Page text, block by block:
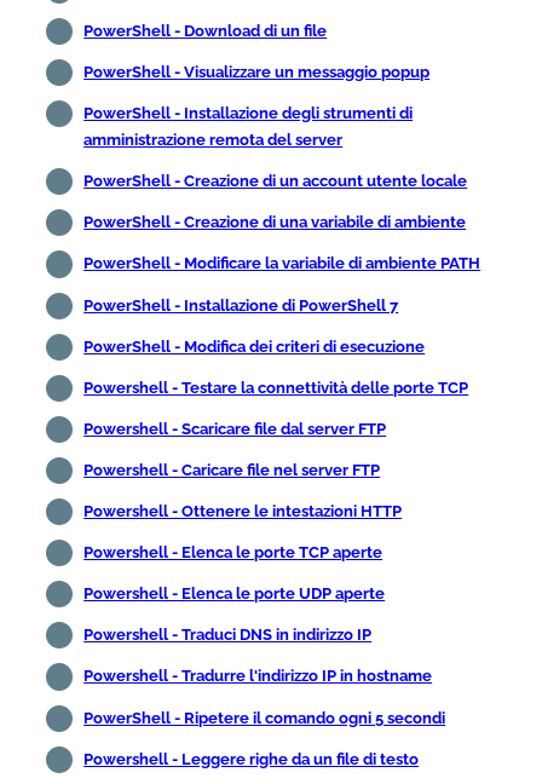
PowerShell - Download di un file
PowerShell - Visualizzare un messaggio popup
PowerShell - Installazione degli strumenti di
amministrazione remota del server
PowerShell - Creazione di un account utente locale
PowerShell - Creazione di una variabile di ambiente
PowerShell - Modificare la variabile di ambiente PATH
PowerShell - Installazione di PowerShell 7
PowerShell - Modifica dei criteri di esecuzione
Powershell - Testare la connettività delle porte TCP
Powershell - Scaricare file dal server FTP
Powershell - Caricare file nel server FTP
Powershell - Ottenere le intestazioni HTTP
Powershell - Elenca le porte TCP aperte
Powershell - Elenca le porte UDP aperte
Powershell - Traduci DNS in indirizzo IP
Powershell - Tradurre l'indirizzo IP in hostname
PowerShell - Ripetere il comando ogni 5 secondi
Powershell - Leggere righe da un file di testo